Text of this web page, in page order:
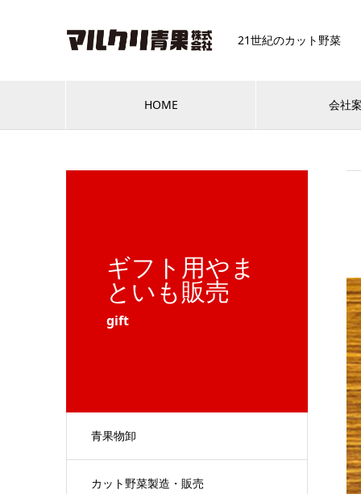
21世紀のカット野菜
HOME 会社
ギフト用やま
といも販売
gift
青果物卸
カット野菜製造・販売